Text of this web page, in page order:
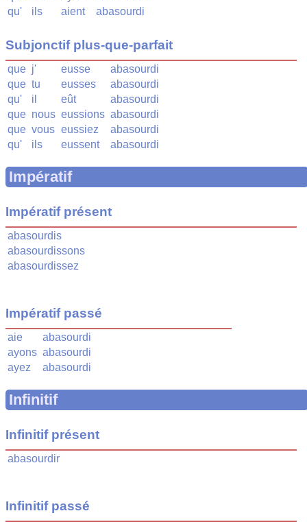
qu'
ils aient abasourdi
Subjonctif plus-que-parfait
que j' eusse
abasourdi
que tu eusses
abasourdi
qu'
il eût
abasourdi
que nous eussions abasourdi
que vous eussiez
abasourdi
qu'
ils eussent abasourdi
Impératif
Impératif présent
abasourdis
abasourdissons
abasourdissez
Impératif passé
aie
abasourdi
ayons abasourdi
ayez
abasourdi
Infinitif
Infinitif présent
abasourdir
Infinitif passé